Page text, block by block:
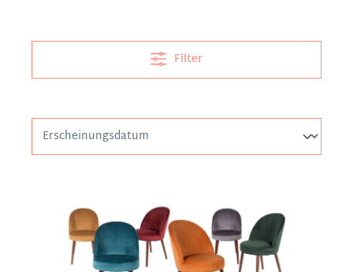
Filter